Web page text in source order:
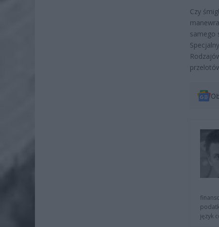
Czy
samego
język